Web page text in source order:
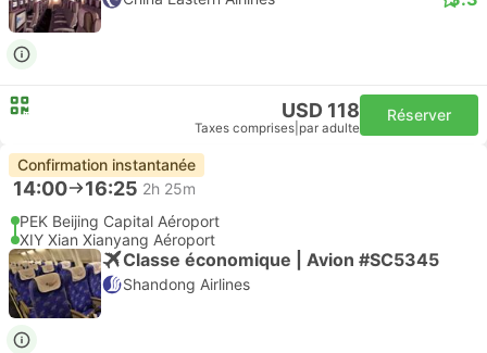
USD 118
Taxes comprises par adulte
Réserver
Confirmation instantanée
14:00 16:25 2h 25m
PEK Beijing Capital Aéroport
XIY Xian Xianyang Aéroport
Classe économique | Avion #SC5345
Shandong Airlines